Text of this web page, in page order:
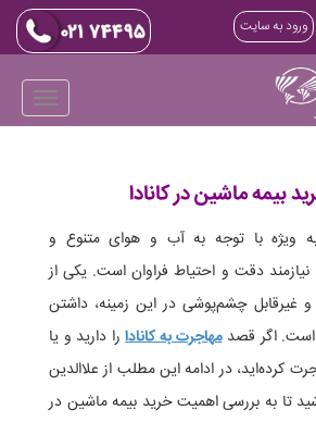
ورود به سایت
بیمه ماشین در کانادا
به ویژه با توجه به آب و هوای متنوع و
دقت و احتیاط فراوان است. یکی از
غیرقابل چشم‌پوشی در این زمینه، داشتن
است. اگر قصدمهاجرت به کانادارا دارید و یا
کرده‌اید، در ادامه این مطلب از علاالدین
تا به بررسی اهمیت خرید بیمه ماشین در